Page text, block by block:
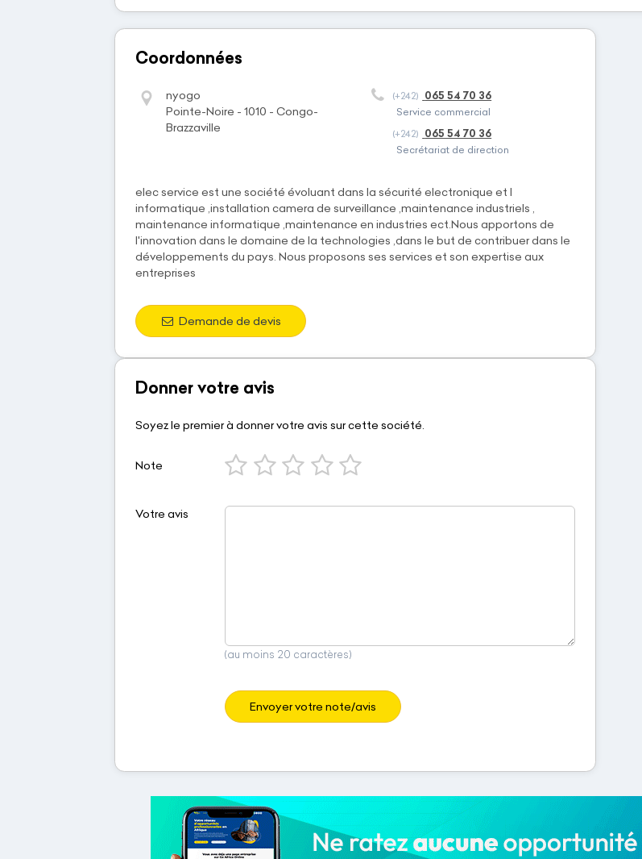
Coordonnées
nyogo
Pointe-Noire - 1010 - Congo-
Brazzaville
(+242) 065 54 70 36
Service commercial
(+242) 065 54 70 36
Secrétariat de direction
elec service est une société évoluant dans la sécurité electronique et l
informatique ,installation camera de surveillance ,maintenance industriels ,
maintenance informatique ,maintenance en industries ect.Nous apportons de
l'innovation dans le domaine de la technologies ,dans le but de contribuer dans le
développements du pays. Nous proposons ses services et son expertise aux
entreprises
Demande de devis
Donner votre avis
Soyez le premier à donner votre avis sur cette société.
Note
Votre avis
(au moins 20 caractères)
Envoyer votre note/avis